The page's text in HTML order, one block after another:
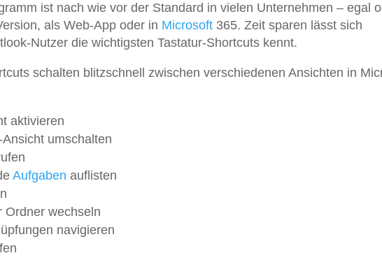
ist nach wie vor der Standard in vielen Unternehmen – egal
als Web-App oder in Microsoft 365. Zeit sparen lässt sich
Nutzer die wichtigsten Tastatur-Shortcuts kennt.
schalten blitzschnell zwischen verschiedenen Ansichten in
aktivieren
umschalten
Aufgaben auflisten
Ordner wechseln
navigieren